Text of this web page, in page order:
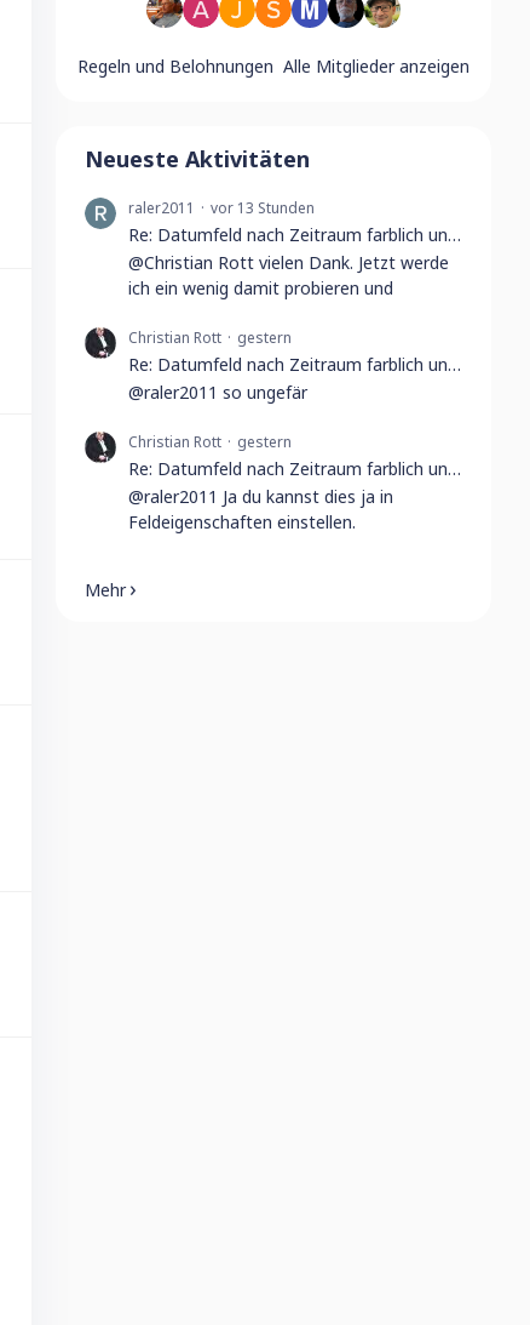
Regeln und Belohnungen Alle Mitglieder anzeigen
Neueste Aktivitäten
raler2011 vor 13 Stunden
Re: Datumfeld nach Zeitraum farblich unterscheiden
@Christian Rott vielen Dank. Jetzt werde
ich ein wenig damit probieren und
Christian Rott gestern
Re: Datumfeld nach Zeitraum farblich unterscheiden
@raler2011 so ungefär
Christian Rott gestern
Re: Datumfeld nach Zeitraum farblich unterscheiden
@raler2011 Ja du kannst dies ja in
Feldeigenschaften einstellen.
Mehr